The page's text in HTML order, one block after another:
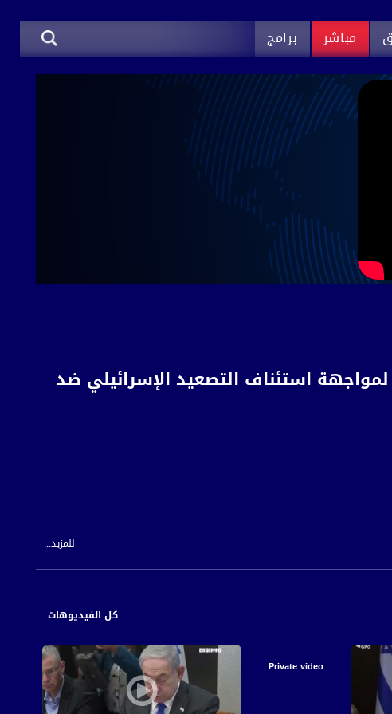
مباشر برامج
استئناف التصعيد الإسرائيلي ضد
في الزرنوق ووادي القرين، وإقامة مستوطنات يهودية، لقطع التواصل بين القرى العربية
الخالد، وتعزيز النضال الجماهيري من خلال وقفات احتجاجية أسبوعية على مفرق رهط
للمزيد...
كل الفيديوهات
Private video